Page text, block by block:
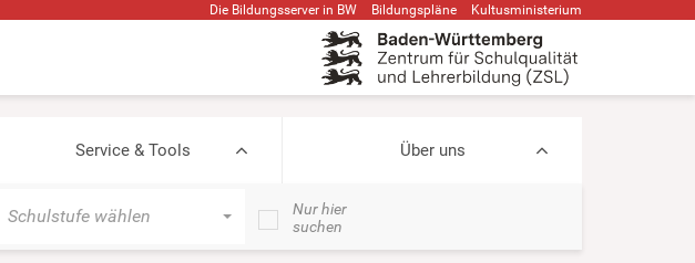
Die Bildungsserver in BW Bildungspläne Kultusministerium
Service & Tools Über uns
Schulstufe wählen
Nur hier
suchen